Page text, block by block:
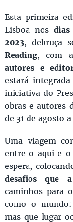
Esta primeira
Lisboa nos dias
2023, debruça-
Reading, com
autores e
estará integrada
iniciativa do
obras e autores
de 31 de agosto
Uma viagem
entre o aqui e
espera,
desafios que
caminhos para
como o mundo:
mas que lugar